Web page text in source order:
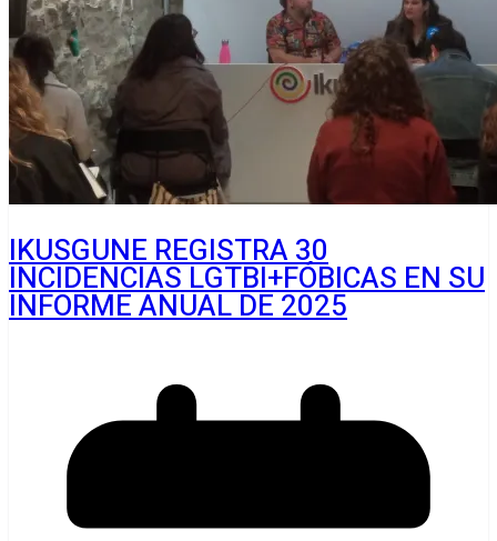
IKUSGUNE REGISTRA 30
INCIDENCIAS LGTBI+FÓBICAS EN SU
INFORME ANUAL DE 2025